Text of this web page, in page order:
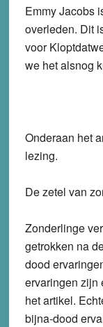
Emmy Jacobs
overleden. Dit
voor
we het alsnog
Onderaan het
lezing.
De zetel van
Zonderlinge
getrokken na
dood
ervaringen zijn
het artikel.
bijna-dood